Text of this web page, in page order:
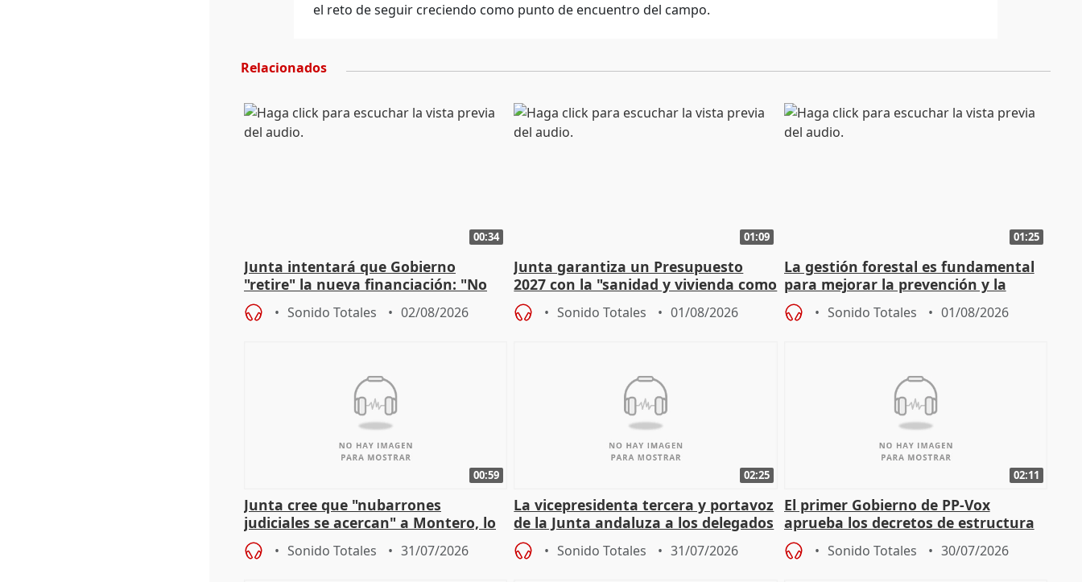
el reto de seguir creciendo como punto de encuentro del campo.
Relacionados
00:34
Junta intentará que Gobierno
"retire" la nueva financiación: "No
puede ser saqueo a las arcas"
Sonido Totales 02/08/2026
01:09
Junta garantiza un Presupuesto
2027 con la "sanidad y vivienda como
prioridades"
Sonido Totales 01/08/2026
01:25
La gestión forestal es fundamental
para mejorar la prevención y la
actuación frente a incendios
Sonido Totales 01/08/2026
00:59
Junta cree que "nubarrones
judiciales se acercan" a Montero, lo
que la lleva a estar en el "ruido pe
Sonido Totales 31/07/2026
02:25
La vicepresidenta tercera y portavoz
de la Junta andaluza a los delegados
territoriales en Málaga
Sonido Totales 31/07/2026
02:11
El primer Gobierno de PP-Vox
aprueba los decretos de estructura
de sus consejerías
Sonido Totales 30/07/2026